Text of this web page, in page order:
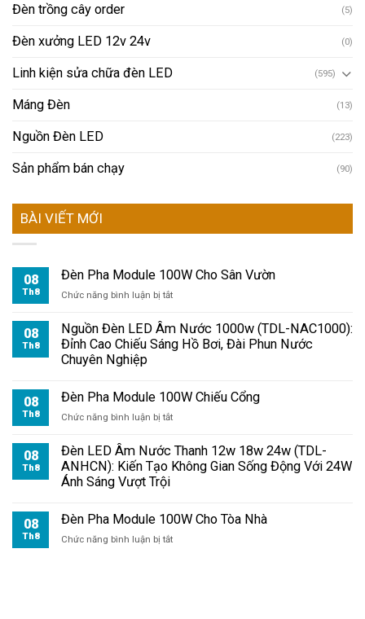
Đèn trồng cây order (5)
Đèn xưởng LED 12v 24v (0)
Linh kiện sửa chữa đèn LED (595)
Máng Đèn (13)
Nguồn Đèn LED (223)
Sản phẩm bán chạy (90)
BÀI VIẾT MỚI
08
Th8
Đèn Pha Module 100W Cho Sân Vườn
Chức năng bình luận bị tắtở
Pha
Module
100W
Vườn
08
Th8
Nguồn Đèn LED Âm Nước 1000w (TDL-NAC1000):
Đỉnh Cao Chiếu Sáng Hồ Bơi, Đài Phun Nước
Chuyên Nghiệp
08
Th8
Đèn Pha Module 100W Chiếu Cổng
Chức năng bình luận bị tắtở
Pha
Module
100W
08
Th8
Đèn LED Âm Nước Thanh 12w 18w 24w (TDL-
ANHCN): Kiến Tạo Không Gian Sống Động Với 24W
Ánh Sáng Vượt Trội
08
Th8
Đèn Pha Module 100W Cho Tòa Nhà
Chức năng bình luận bị tắtở